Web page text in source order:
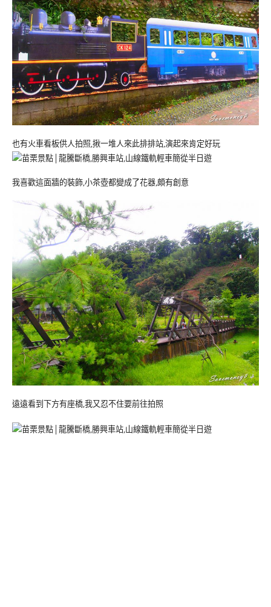
也有火車看板供人拍照,揪一堆人來此排排站,演起來肯定好玩
我喜歡這面牆的裝飾,小茶壺都變成了花器,頗有創意
遠遠看到下方有座橋,我又忍不住要前往拍照